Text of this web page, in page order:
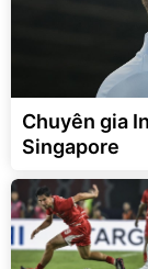
Chuyên gia
Singapore